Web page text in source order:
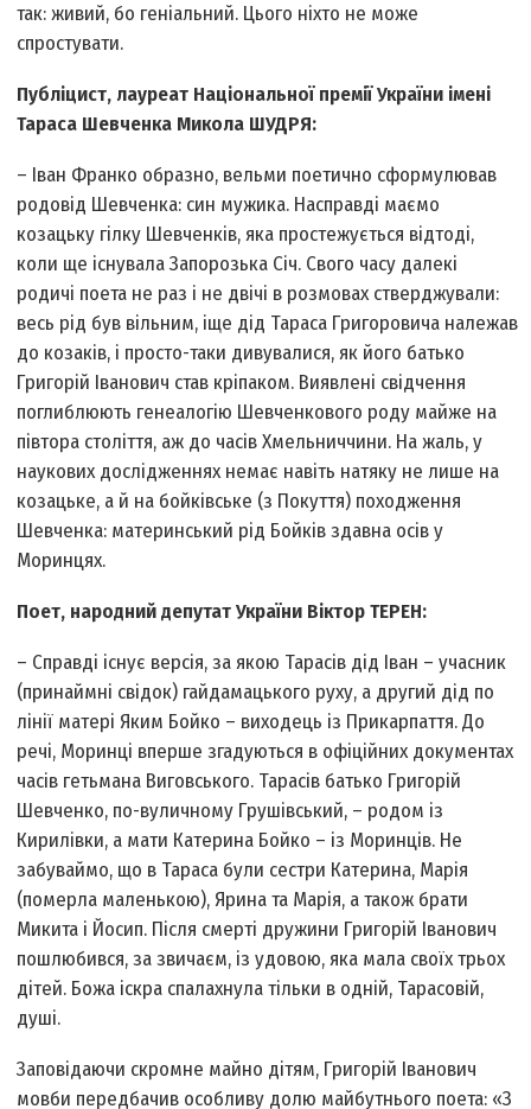
так: живий, бо геніальний. Цього ніхто не може
спростувати.
Публіцист, лауреат Національної премії України імені
Тараса Шевченка Микола ШУДРЯ:
– Іван Франко образно, вельми поетично сформулював
родовід Шевченка: син мужика. Насправді маємо
козацьку гілку Шевченків, яка простежується відтоді,
коли ще існувала Запорозька Січ. Свого часу далекі
родичі поета не раз і не двічі в розмовах стверджували:
весь рід був вільним, іще дід Тараса Григоровича належав
до козаків, і просто-таки дивувалися, як його батько
Григорій Іванович став кріпаком. Виявлені свідчення
поглиблюють генеалогію Шевченкового роду майже на
півтора століття, аж до часів Хмельниччини. На жаль, у
наукових дослідженнях немає навіть натяку не лише на
козацьке, а й на бойківське (з Покуття) походження
Шевченка: материнський рід Бойків здавна осів у
Моринцях.
Поет, народний депутат України Віктор ТЕРЕН:
– Справді існує версія, за якою Тарасів дід Іван – учасник
(принаймні свідок) гайдамацького руху, а другий дід по
лінії матері Яким Бойко – виходець із Прикарпаття. До
речі, Моринці вперше згадуються в офіційних документах
часів гетьмана Виговського. Тарасів батько Григорій
Шевченко, по-вуличному Грушівський, – родом із
Кирилівки, а мати Катерина Бойко – із Моринців. Не
забуваймо, що в Тараса були сестри Катерина, Марія
(померла маленькою), Ярина та Марія, а також брати
Микита і Йосип. Після смерті дружини Григорій Іванович
пошлюбився, за звичаєм, із удовою, яка мала своїх трьох
дітей. Божа іскра спалахнула тільки в одній, Тарасовій,
душі.
Заповідаючи скромне майно дітям, Григорій Іванович
мовби передбачив особливу долю майбутнього поета: «З